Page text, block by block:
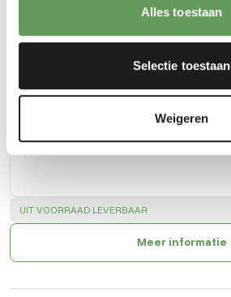
Alles toestaan
Selectie toestaan
Weigeren
Ook interessant
SUCCESS:
UIT VOORRAAD LEVERBAAR
Meer informatie